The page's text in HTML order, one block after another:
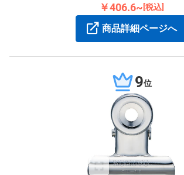
￥406.6~ [税込]
商品詳細ページへ
9位